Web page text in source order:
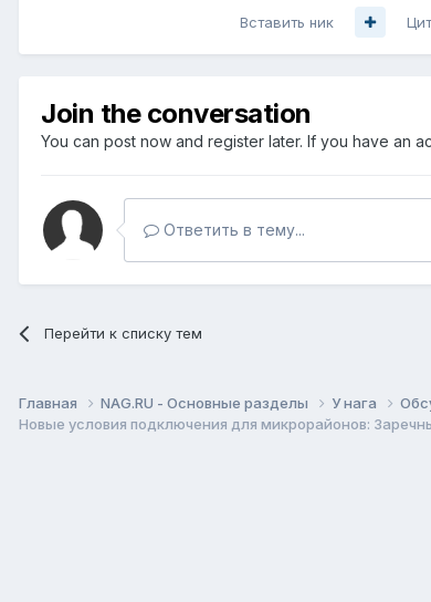
Вставить ник
Join the conversation
You can post now and register later. If you have an
Ответить в тему...
Перейти к списку тем
Главная NAG.RU - Основные разделы У нага
Новые условия подключения для микрорайонов: